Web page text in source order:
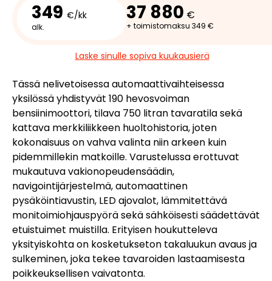
349 €/kk
alk.
37 880 €
+ toimistomaksu 349 €
Laske sinulle sopiva kuukausierä
Tässä nelivetoisessa automaattivaihteisessa
yksilössä yhdistyvät 190 hevosvoiman
bensiinimoottori, tilava 750 litran tavaratila sekä
kattava merkkiliikkeen huoltohistoria, joten
kokonaisuus on vahva valinta niin arkeen kuin
pidemmillekin matkoille. Varustelussa erottuvat
mukautuva vakionopeudensäädin,
navigointijärjestelmä, automaattinen
pysäköintiavustin, LED ajovalot, lämmitettävä
monitoimiohjauspyörä sekä sähköisesti säädettävät
etuistuimet muistilla. Erityisen houkutteleva
yksityiskohta on kosketukseton takaluukun avaus ja
sulkeminen, joka tekee tavaroiden lastaamisesta
poikkeuksellisen vaivatonta.